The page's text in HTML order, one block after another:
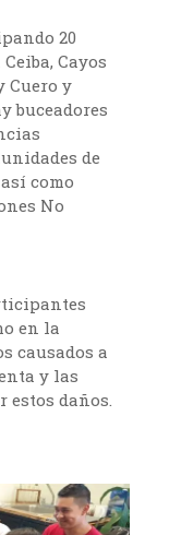
20
Cayos
Cuero y
buceadores
de
como
No
en la
causados a
y las
estos daños.